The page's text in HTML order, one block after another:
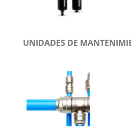
UNIDADES DE